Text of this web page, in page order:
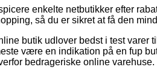
enkelte netbutikker efter
så du er sikret at få den
butik udlover bedst i test varer
være en indikation på en fup
bedrageriske online varehuse.